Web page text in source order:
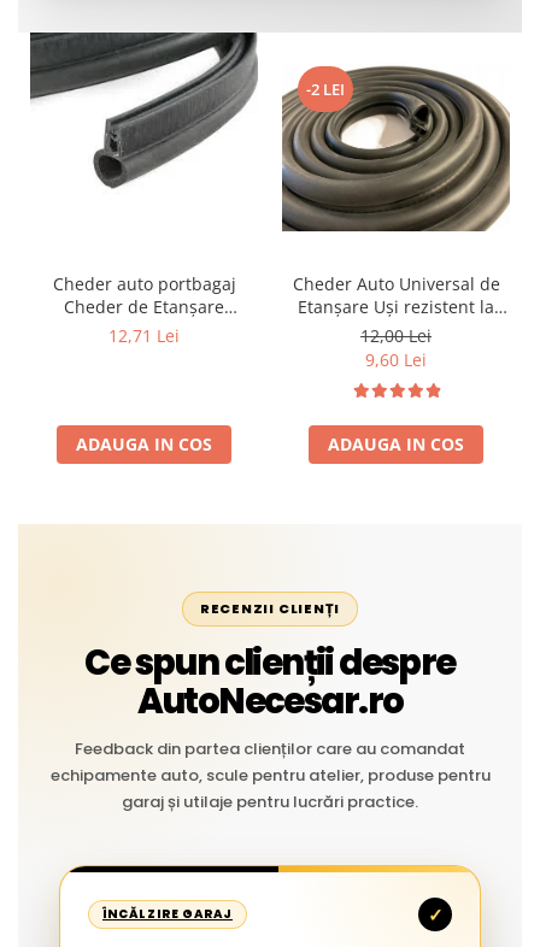
Cheder auto portbagaj
Cheder de Etanșare
Profesional din Cauciuc -
Liniar
12,71 Lei
ADAUGA IN COS
-2 LEI
Cheder Auto Universal de
Etanșare Uși rezistent la
intemperii, raze UV,
îmbătrânire și temperaturi
12,00 Lei
9,60 Lei
ADAUGA IN COS
RECENZII CLIENȚI
Ce spun clienții despre
AutoNecesar.ro
Feedback din partea clienților care au comandat
echipamente auto, scule pentru atelier, produse pentru
garaj și utilaje pentru lucrări practice.
ÎNCĂLZIRE GARAJ ✓